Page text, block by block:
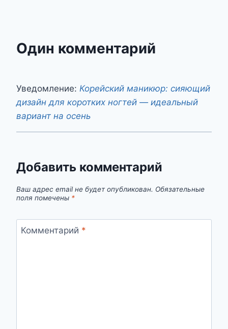
Один комментарий
Уведомление: Корейский маникюр: сияющий
дизайн для коротких ногтей — идеальный
вариант на осень
Добавить комментарий
Ваш адрес email не будет опубликован. Обязательные
поля помечены *
Комментарий *